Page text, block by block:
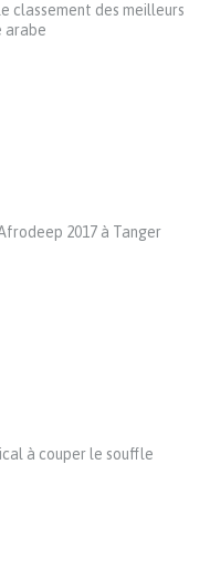
classement des meilleurs
arabe
2017 à Tanger
à couper le souffle